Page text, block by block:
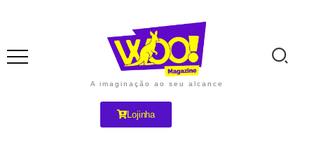
A imaginação ao seu alcance
Lojinha